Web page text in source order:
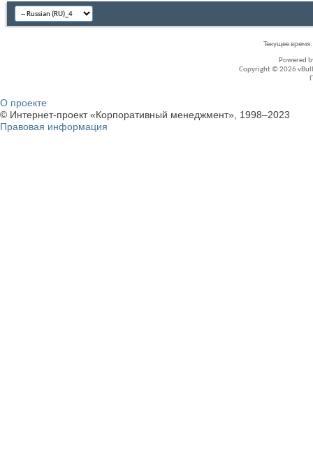
Текущее время:
Powered
Copyright © 2026
О проекте
© Интернет-проект «Корпоративный менеджмент», 1998–2023
Правовая информация